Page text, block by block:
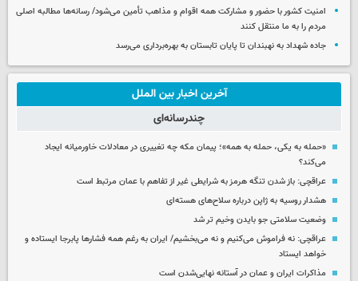
امنیت کشور با حضور و مشارکت همه اقوام و مذاهب تأمین می‌شود/ رسانه‌ها مطالبه اصلی
مردم را به ما منتقل کنند
جاده شهداد به نهبندان تا پایان تابستان به بهره‌برداری می‌رسد
آخرین اخبار بین الملل
چندرسانه‌ای
«حمله به یکی، حمله به همه»؛ پیمان مکه چه تغییری در معادلات خاورمیانه ایجاد
می‌کند؟
عراقچی: باز شدن تنگه هرمز به شرایطی غیر از تفاهم با عمان مرتبط است
هشدار روسیه به ژاپن درباره سلاح‌های هسته‌ای
وضعیت سلامتی جو بایدن وخیم تر شد
عراقچی: نه فراموش می‌کنیم و نه می‌بخشیم/ ایران به رغم همه فشارها پابرجا ایستاده و
خواهد ایستاد
مذاکرات ایران و عمان در آستانه نهایی‌شدن است